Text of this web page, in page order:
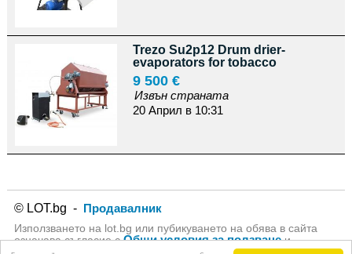
Trezo Su2p12 Drum drier-
evaporators for tobacco
9 500 €
Извън страната
20 Април в 10:31
© LOT.bg - Продавалник
Използването на lot.bg или пубикуването на обява в сайта
означава съгласие сОбщи условия за ползванеи
Политика за личните данни на lot.bg